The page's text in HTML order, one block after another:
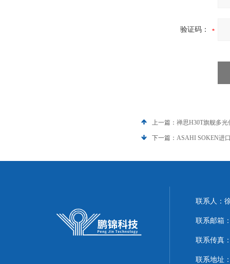
验证码：
上一篇： 禅思H30T旗舰多
下一篇： ASAHI SOKEN进
联系人：
联系邮箱
联系传真
联系地址